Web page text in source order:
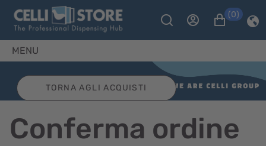
(0)
MENU
Conferma Ordine
TORNA AGLI ACQUISTI
Conferma ordine